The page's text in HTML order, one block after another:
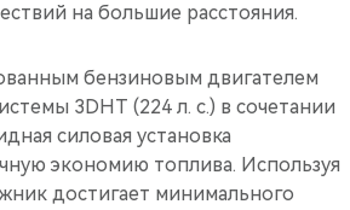
на большие расстояния.
бензиновым двигателем
3DHT (224 л. с.) в сочетании
силовая установка
экономию топлива. Используя
достигает минимального